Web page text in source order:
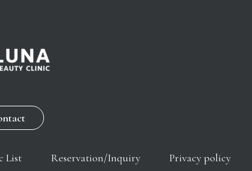
List Reservation/Inquiry Privacy policy